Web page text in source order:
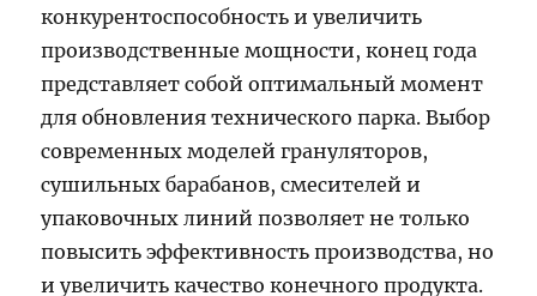
конкурентоспособность и увеличить
производственные мощности, конец года
представляет собой оптимальный момент
для обновления технического парка. Выбор
современных моделей грануляторов,
сушильных барабанов, смесителей и
упаковочных линий позволяет не только
повысить эффективность производства, но
и увеличить качество конечного продукта.